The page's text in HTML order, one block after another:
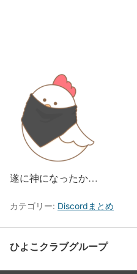
遂に神になったか…
カテゴリー: Discordまとめ
ひよこクラブグループ